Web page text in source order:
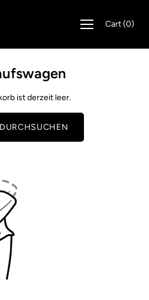
Cart(0)
ist derzeit leer.